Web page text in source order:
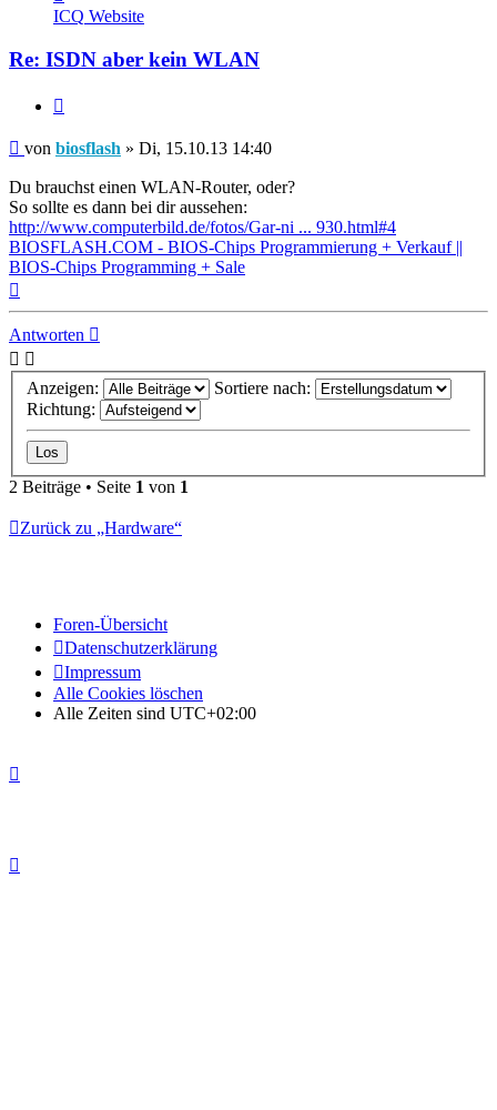
von
biosflash
ICQ Website
Re: ISDN aber kein WLAN
Beitrag
von biosflash » Di, 15.10.13 14:40
Du brauchst einen WLAN-Router, oder?
So sollte es dann bei dir aussehen:
http://www.computerbild.de/fotos/Gar-ni ... 930.html#4
BIOSFLASH.COM - BIOS-Chips Programmierung + Verkauf ||
BIOS-Chips Programming + Sale
Antworten
Anzeigen:
Sortiere nach:
Richtung:
2 Beiträge • Seite 1 von 1
Zurück zu „Hardware“
Foren-Übersicht
Datenschutzerklärung
Impressum
Alle Cookies löschen
Alle Zeiten sind UTC+02:00